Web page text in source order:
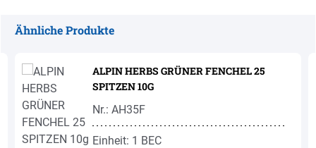
Ähnliche Produkte
ALPIN HERBS GRÜNER FENCHEL 25
SPITZEN 10G
Nr.: AH35F
Einheit: 1 BEC